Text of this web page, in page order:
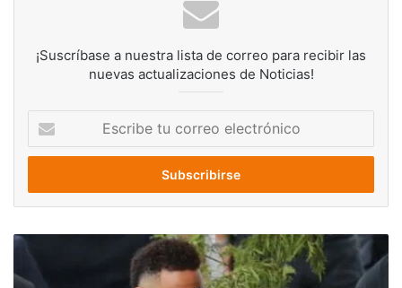
¡Suscríbase a nuestra lista de correo para recibir las
nuevas actualizaciones de Noticias!
correo
Neymar
unos